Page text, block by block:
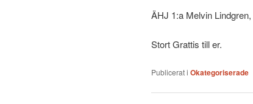
ÄHJ 1:a Melvin
Stort Grattis till er.
Publicerat i Okategoriserade